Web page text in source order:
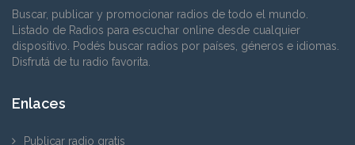
Buscar, publicar y promocionar radios de todo el mundo.
Listado de Radios para escuchar online desde cualquier
dispositivo. Podés buscar radios por países, géneros e idiomas.
Disfrutá de tu radio favorita.
Enlaces
Publicar radio gratis